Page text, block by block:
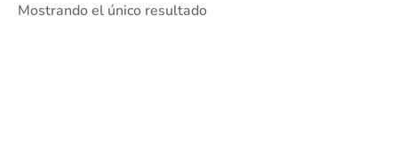
Mostrando el único resultado